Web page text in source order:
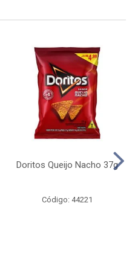
Doritos Queijo Nacho 37g
Código: 44221